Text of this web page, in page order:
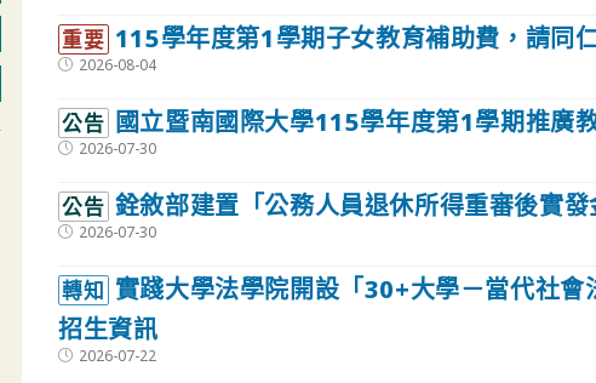
重要 115學年度第1學期子女教育補助費，請同
Post2026-08-04
公告 國立暨南國際大學115學年度第1學期推廣
Post2026-07-30
公告 銓敘部建置「公務人員退休所得重審後實
Post2026-07-30
轉知 實踐大學法學院開設「30+大學－當代社會
招生資訊
Post2026-07-22